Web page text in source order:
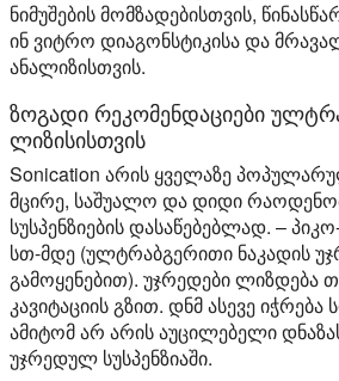
ნიმუშების მომზადებისთვის,
ინ ვიტრო დიაგონსტიკისა და
ანალიზისთვის.
ზოგადი რეკომენდაციები
ლიზისისთვის
Sonication არის ყველაზე
მცირე, საშუალო და დიდი
სუსპენზიების დასაწებებლად. –
სთ-მდე (ულტრაბგერითი ნაკადის
გამოყენებით). უჯრედები ლიზდება
კავიტაციის გზით. დნმ ასევე
ამიტომ არ არის აუცილებელი
უჯრედულ სუსპენზიაში.